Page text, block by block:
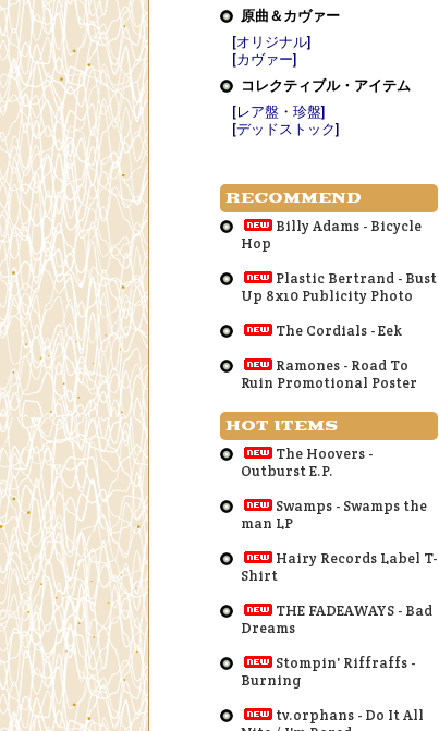
原曲＆カヴァー
[オリジナル]
[カヴァー]
コレクティブル・アイテム
[レア盤・珍盤]
[デッドストック]
RECOMMEND
Billy Adams - Bicycle
Hop
Plastic Bertrand - Bust
Up 8x10 Publicity Photo
The Cordials - Eek
Ramones - Road To
Ruin Promotional Poster
HOT ITEMS
The Hoovers -
Outburst E.P.
Swamps - Swamps the
man LP
Hairy Records Label T-
Shirt
THE FADEAWAYS - Bad
Dreams
Stompin' Riffraffs -
Burning
tv.orphans - Do It All